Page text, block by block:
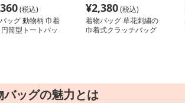
(税込)
ッグ 動物柄 巾着
筒型トートバッ
¥2,380(税込)
着物バッグ 草花刺繍の
巾着式クラッチバッグ
バッグの魅力とは